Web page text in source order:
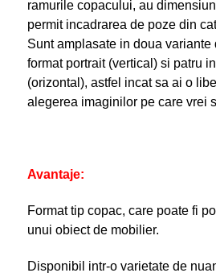
ramurile copacului, au
permit incadrarea de poze din
Sunt amplasate in doua variante
format portrait (vertical) si patru
(orizontal), astfel incat sa ai o
alegerea imaginilor pe care vrei
Avantaje:
Format tip copac, care poate fi
unui obiect de mobilier.
Disponibil intr-o varietate de